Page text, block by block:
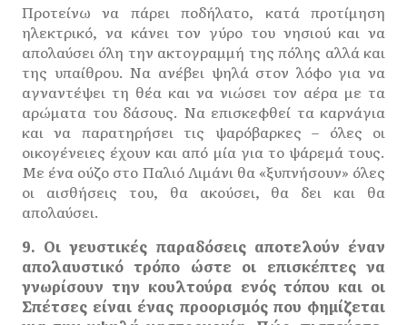
Προτείνω να πάρει ποδήλατο, κατά προτίμηση
ηλεκτρικό, να κάνει τον γύρο του νησιού και να
απολαύσει όλη την ακτογραμμή της πόλης αλλά και
της υπαίθρου. Να ανέβει ψηλά στον λόφο για να
αγναντέψει τη θέα και να νιώσει τον αέρα με τα
αρώματα του δάσους. Να επισκεφθεί τα καρνάγια
και να παρατηρήσει τις ψαρόβαρκες – όλες οι
οικογένειες έχουν και από μία για το ψάρεμά τους.
Με ένα ούζο στο Παλιό Λιμάνι θα «ξυπνήσουν» όλες
οι αισθήσεις του, θα ακούσει, θα δει και θα
απολαύσει.
9. Οι γευστικές παραδόσεις αποτελούν έναν
απολαυστικό τρόπο ώστε οι επισκέπτες να
γνωρίσουν την κουλτούρα ενός τόπου και οι
Σπέτσες είναι ένας προορισμός που φημίζεται